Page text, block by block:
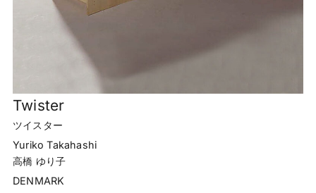
Twister
ツイスター
Yuriko Takahashi
高橋 ゆり子
DENMARK